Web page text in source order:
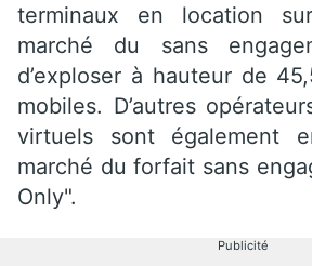
terminaux en location
marché du sans
d’exploser à hauteur de
mobiles. D’autres
virtuels sont également
marché du forfait sans
Only".
Publicité